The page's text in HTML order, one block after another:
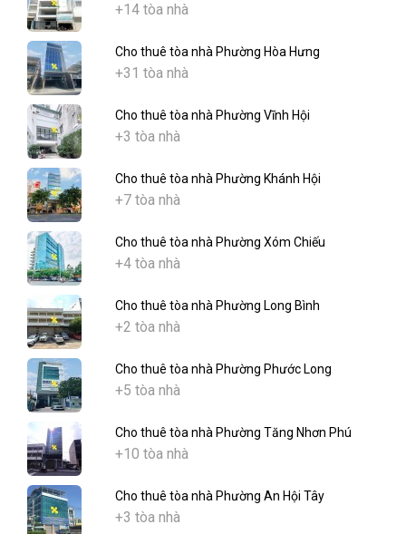
+14 tòa nhà
Cho thuê tòa nhà Phường Hòa Hưng
+31 tòa nhà
Cho thuê tòa nhà Phường Vĩnh Hội
+3 tòa nhà
Cho thuê tòa nhà Phường Khánh Hội
+7 tòa nhà
Cho thuê tòa nhà Phường Xóm Chiếu
+4 tòa nhà
Cho thuê tòa nhà Phường Long Bình
+2 tòa nhà
Cho thuê tòa nhà Phường Phước Long
+5 tòa nhà
Cho thuê tòa nhà Phường Tăng Nhơn Phú
+10 tòa nhà
Cho thuê tòa nhà Phường An Hội Tây
+3 tòa nhà